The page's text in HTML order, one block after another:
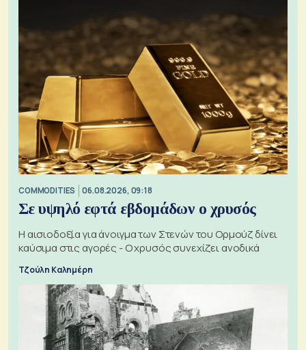
COMMODITIES 06.08.2026, 09:18
Σε υψηλό εφτά εβδομάδων ο χρυσός
Η αισιοδοξία για άνοιγμα των Στενών του Ορμούζ δίνει
καύσιμα στις αγορές - Ο χρυσός συνεχίζει ανοδικά
Τζούλη Καλημέρη